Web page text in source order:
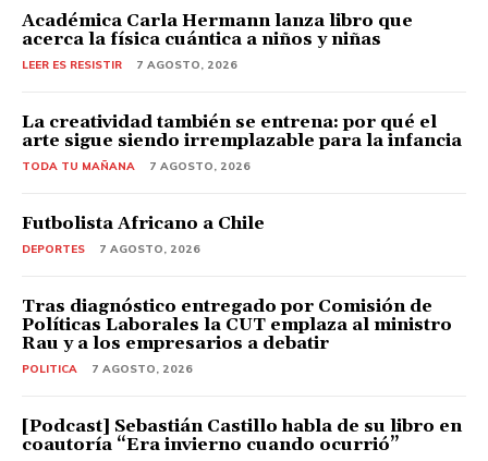
Académica Carla Hermann lanza libro que
acerca la física cuántica a niños y niñas
LEER ES RESISTIR 7 AGOSTO, 2026
La creatividad también se entrena: por qué el
arte sigue siendo irremplazable para la infancia
TODA TU MAÑANA 7 AGOSTO, 2026
Futbolista Africano a Chile
DEPORTES 7 AGOSTO, 2026
Tras diagnóstico entregado por Comisión de
Políticas Laborales la CUT emplaza al ministro
Rau y a los empresarios a debatir
POLITICA 7 AGOSTO, 2026
[Podcast] Sebastián Castillo habla de su libro en
coautoría “Era invierno cuando ocurrió”